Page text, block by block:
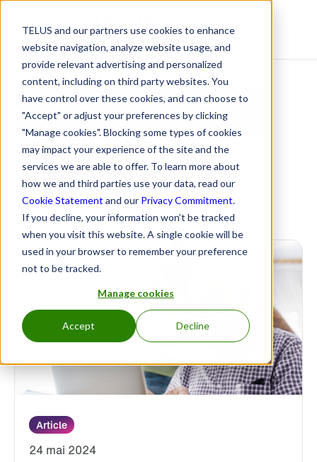
TELUS and our partners use cookies to enhance
website navigation, analyze website usage, and
provide relevant advertising and personalized
content, including on third party websites. You
have control over these cookies, and can choose to
"Accept" or adjust your preferences by clicking
"Manage cookies". Blocking some types of cookies
may impact your experience of the site and the
services we are able to offer. To learn more about
how we and third parties use your data, read our
Cookie Statement and our Privacy Commitment.
If you decline, your information won’t be tracked
when you visit this website. A single cookie will be
used in your browser to remember your preference
not to be tracked.
Manage cookies
Accept Decline
Centre de ressources
Interopérabilité
Agences de la santé
publique
Article
24 mai 2024